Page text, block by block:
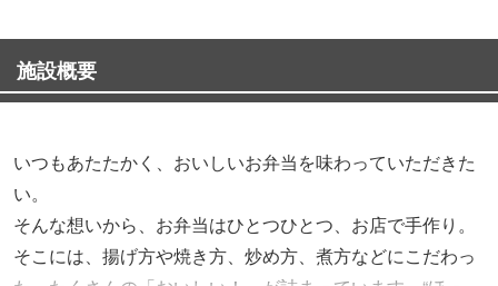
施設概要
いつもあたたかく、おいしいお弁当を味わっていただきた
い。
そんな想いから、お弁当はひとつひとつ、お店で手作り。
そこには、揚げ方や焼き方、炒め方、煮方などにこだわっ